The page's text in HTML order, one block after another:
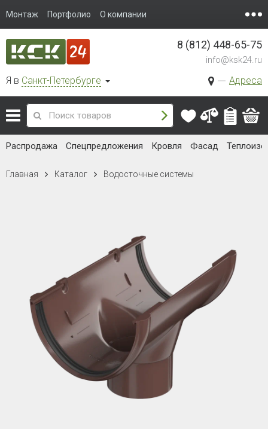
Монтаж Портфолио О компании
Я в Санкт-Петербурге Адреса
8 (812) 448-65-75
info@ksk24.ru
Распродажа Спецпредложения Кровля Фасад
Главная Каталог Водосточные системы